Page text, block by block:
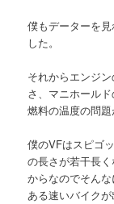
僕もデーターを
した。
それからエンジ
さ、マニホール
燃料の温度の問題
僕のVFはスピゴ
の長さが若干長
からなのでそん
ある速いバイク